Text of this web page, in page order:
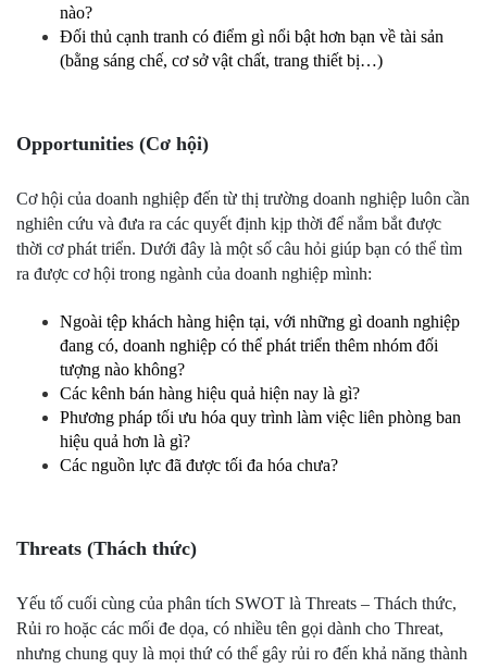
nào?
Đối thủ cạnh tranh có điểm gì nổi bật hơn bạn về tài sản
(bằng sáng chế, cơ sở vật chất, trang thiết bị…)
Opportunities (Cơ hội)
Cơ hội của doanh nghiệp đến từ thị trường doanh nghiệp luôn cần
nghiên cứu và đưa ra các quyết định kịp thời để nắm bắt được
thời cơ phát triển. Dưới đây là một số câu hỏi giúp bạn có thể tìm
ra được cơ hội trong ngành của doanh nghiệp mình:
Ngoài tệp khách hàng hiện tại, với những gì doanh nghiệp
đang có, doanh nghiệp có thể phát triển thêm nhóm đối
tượng nào không?
Các kênh bán hàng hiệu quả hiện nay là gì?
Phương pháp tối ưu hóa quy trình làm việc liên phòng ban
hiệu quả hơn là gì?
Các nguồn lực đã được tối đa hóa chưa?
Threats (Thách thức)
Yếu tố cuối cùng của phân tích SWOT là Threats – Thách thức,
Rủi ro hoặc các mối đe dọa, có nhiều tên gọi dành cho Threat,
nhưng chung quy là mọi thứ có thể gây rủi ro đến khả năng thành